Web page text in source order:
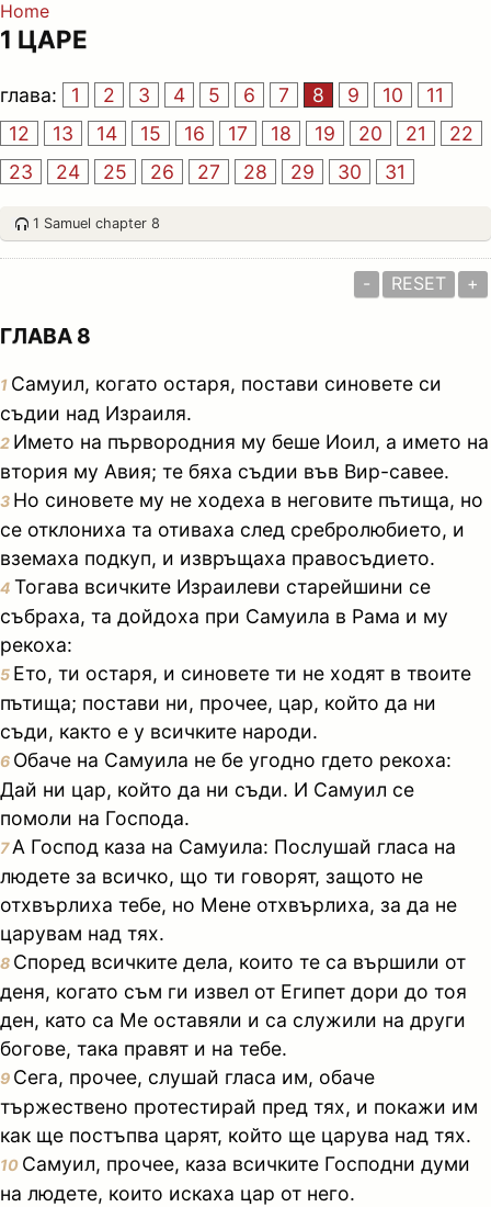
Home
1 ЦАРЕ
глава: 1 2 3 4 5 6 7 8 9 10
11
12
13 14 15 16 17 18 19 20 21
22
23
24 25 26 27 28 29 30 31
1 Samuel chapter 8
- RESET +
ГЛАВА 8
1 Самуил, когато остаря, постави синовете си
съдии над Израиля.
2 Името на първородния му беше Иоил, а името на
втория му Авия; те бяха съдии във Вир-савее.
3 Но синовете му не ходеха в неговите пътища, но
се отклониха та отиваха след сребролюбието, и
вземаха подкуп, и извръщаха правосъдието.
4 Тогава всичките Израилеви старейшини се
събраха, та дойдоха при Самуила в Рама и му
рекоха:
5 Ето, ти остаря, и синовете ти не ходят в твоите
пътища; постави ни, прочее, цар, който да ни
съди, както е у всичките народи.
6 Обаче на Самуила не бе угодно гдето рекоха:
Дай ни цар, който да ни съди. И Самуил се
помоли на Господа.
7А Господ каза на Самуила: Послушай гласа на
людете за всичко, що ти говорят, защото не
отхвърлиха тебе, но Мене отхвърлиха, за да не
царувам над тях.
8 Според всичките дела, които те са вършили от
деня, когато съм ги извел от Египет дори до тоя
ден, като са Ме оставяли и са служили на други
богове, така правят и на тебе.
9 Сега, прочее, слушай гласа им, обаче
тържествено протестирай пред тях, и покажи им
как ще постъпва царят, който ще царува над тях.
10 Самуил, прочее, каза всичките Господни думи
на людете, които искаха цар от него.